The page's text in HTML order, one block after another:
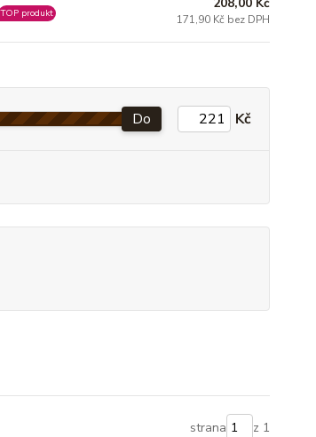
TOP produkt 171,90 Kč bez DPH
Do Kč
strana z 1